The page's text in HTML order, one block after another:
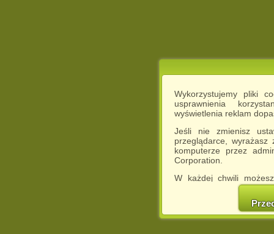
Wykorzystujemy pliki
usprawnienia
wyświetlenia reklam
Jeśli nie zmienisz
przeglądarce,
komputerze przez
Corporation.
W każdej chwili
cookies w swojej
w naszej
http://chomikuj.pl/